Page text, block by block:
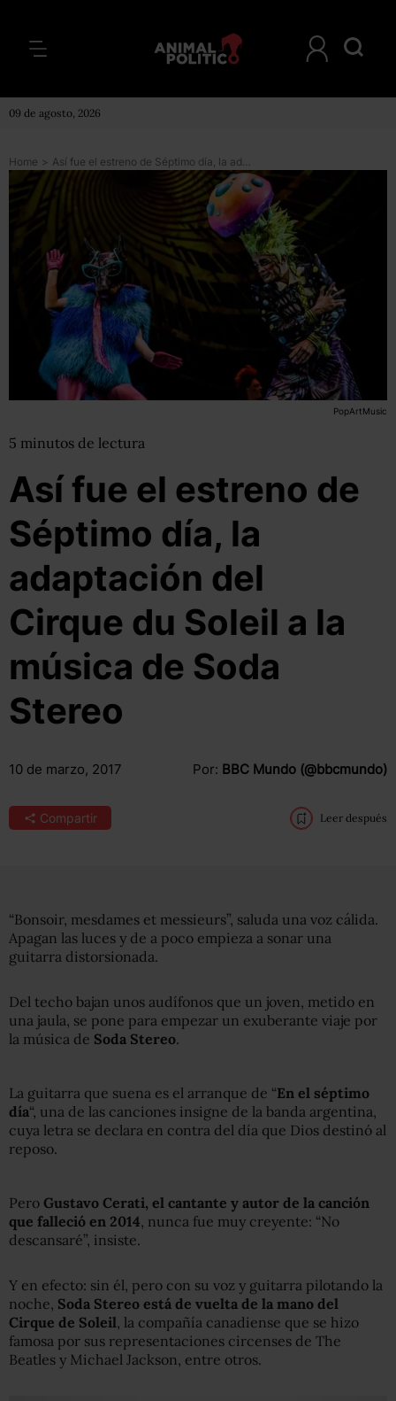
09 de agosto, 2026
Home > Así fue el estreno de Séptimo día, la adaptación del Cirque du Soleil a la música de Soda Stereo
PopArtMusic
5 minutos de lectura
Así fue el estreno de
Séptimo día, la
adaptación del
Cirque du Soleil a la
música de Soda
Stereo
10 de marzo, 2017 Por: BBC Mundo (@bbcmundo)
Compartir Leer después
“Bonsoir, mesdames et messieurs”, saluda una voz cálida.
Apagan las luces y de a poco empieza a sonar una
guitarra distorsionada.
Del techo bajan unos audífonos que un joven, metido en
una jaula, se pone para empezar un exuberante viaje por
la música de Soda Stereo.
La guitarra que suena es el arranque de “En el séptimo
día“, una de las canciones insigne de la banda argentina,
cuya letra se declara en contra del día que Dios destinó al
reposo.
Pero Gustavo Cerati, el cantante y autor de la canción
que falleció en 2014, nunca fue muy creyente: “No
descansaré”, insiste.
Y en efecto: sin él, pero con su voz y guitarra pilotando la
noche, Soda Stereo está de vuelta de la mano del
Cirque de Soleil, la compañía canadiense que se hizo
famosa por sus representaciones circenses de The
Beatles y Michael Jackson, entre otros.